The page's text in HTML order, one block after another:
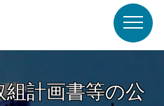
計画書等の公